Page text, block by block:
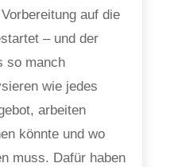
auf die
– und der
so manch
wie jedes
arbeiten
könnte und wo
muss. Dafür haben